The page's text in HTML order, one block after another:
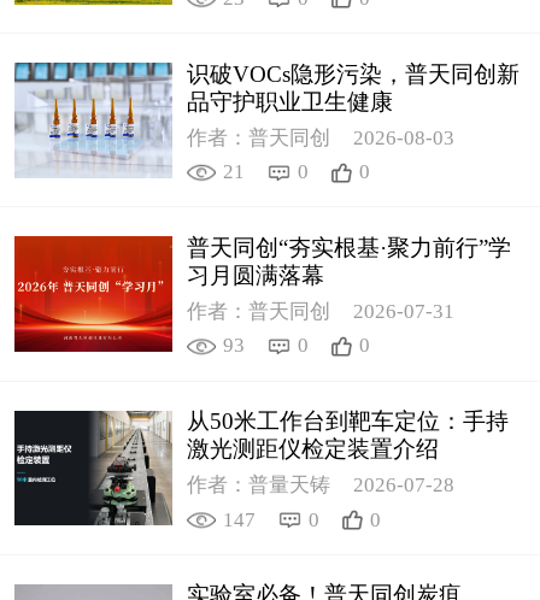
识破VOCs隐形污染，普天同创新
品守护职业卫生健康
作者：普天同创
2026-08-03
21
0 0
普天同创“夯实根基·聚力前行”学
习月圆满落幕
作者：普天同创
2026-07-31
93
0 0
从50米工作台到靶车定位：手持
激光测距仪检定装置介绍
作者：普量天铸
2026-07-28
147
0 0